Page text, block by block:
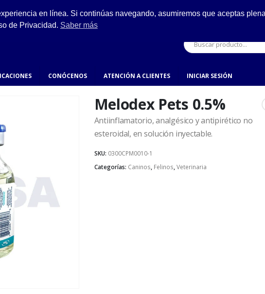
A. Madero. hola@fynsa.mx
CONÓCENOS ATENCIÓN A CLIENTES INICIAR SESIÓN
Melodex Pets 0.5%
Antiinflamatorio, analgésico y antipirético no
esteroidal, en solución inyectable.
SKU: 0300CPM0010-1
Categorías: Caninos, Felinos,Veterinaria
en línea. Si continúas navegando, asumiremos que aceptas
de Privacidad. Saber más